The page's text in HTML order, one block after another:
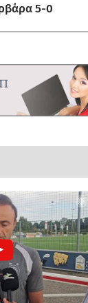
5-0